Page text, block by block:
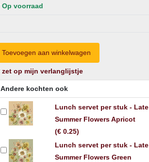
Op voorraad
zet op mijn verlanglijstje
Andere kochten ook
Lunch servet per stuk - Late
Summer Flowers Apricot
(€ 0.25)
Lunch servet per stuk - Late
Summer Flowers Green